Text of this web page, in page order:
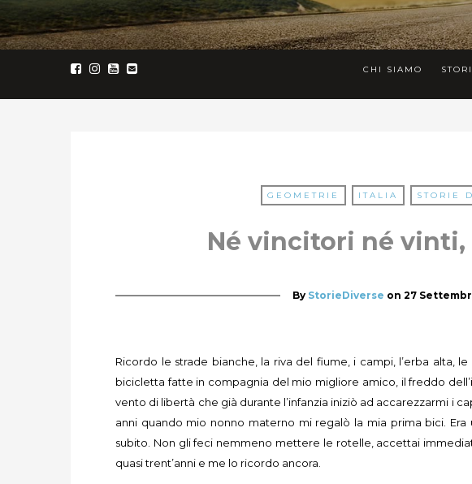
CHI SIAMO
GEOMETRIE ITALIA STORIE
Né vincitori né vinti,
By StorieDiverse on 27
Ricordo le strade bianche, la riva del fiume, i campi, l’erba alta,
bicicletta fatte in compagnia del mio migliore amico, il freddo
vento di libertà che già durante l’infanzia iniziò ad accarezzarmi i
anni quando mio nonno materno mi regalò la mia prima bici. Era
subito. Non gli feci nemmeno mettere le rotelle, accettai
quasi trent’anni e me lo ricordo ancora.